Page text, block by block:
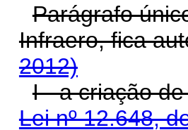
Parágrafo
Infraero, fica
2012)
I - a criação
Lei nº 12.648,